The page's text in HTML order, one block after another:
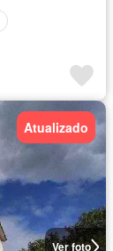
Ver foto
Atualizado